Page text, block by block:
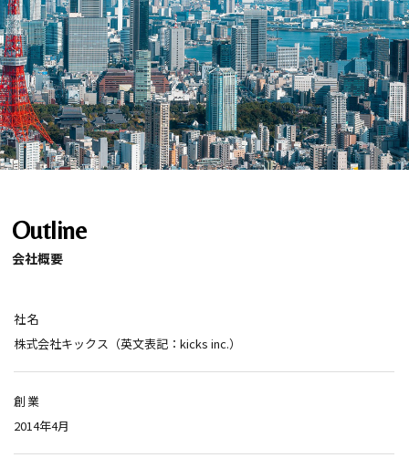
Outline
会社概要
社名
株式会社キックス（英文表記：kicks inc.）
創業
2014年4月